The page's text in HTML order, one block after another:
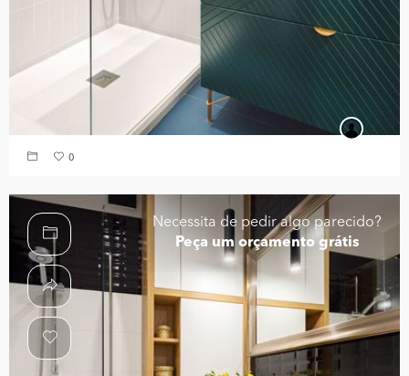
0
Necessita de pedir algo parecido?
Peça um orçamento grátis